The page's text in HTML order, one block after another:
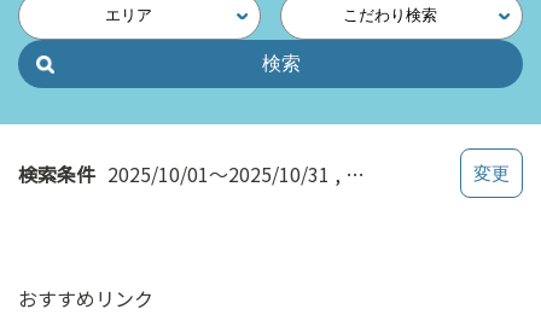
他
ペ
の
エリア こだわり検索
検索条件 2025/10/01～2025/10/31 学ぶ・知る
おすすめリンク